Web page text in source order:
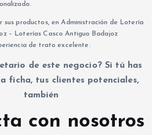
sus productos, en Administración de Lotería
– Loterías Casco Antiguo Badajoz
de trato excelente.
de este negocio? Si tú has
ficha, tus clientes potenciales,
también
con nosotros